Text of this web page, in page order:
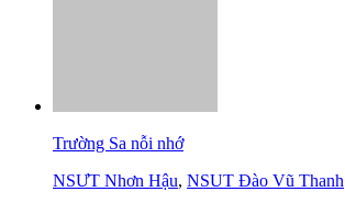
Trường Sa nỗi nhớ
NSƯT Nhơn Hậu, NSUT Đào Vũ Thanh